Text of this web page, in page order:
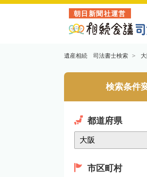
朝日新聞社運営
遺産相続 司法書士検索
検索条件
都道府県
市区町村